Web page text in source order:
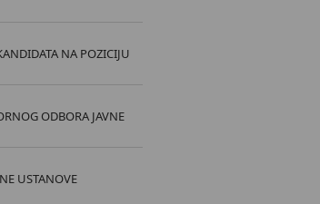
NA POZICIJU
ODBORA JAVNE
USTANOVE